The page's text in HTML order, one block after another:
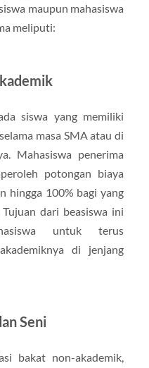
maupun mahasiswa
meliputi:
siswa yang memiliki
masa SMA atau di
Mahasiswa penerima
potongan biaya
hingga 100% bagi yang
dari beasiswa ini
untuk terus
di jenjang
Seni
bakat non-akademik,